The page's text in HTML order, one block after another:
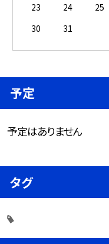
23
24 25
30
31
予定
予定はありません
タグ